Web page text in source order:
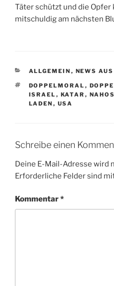
Täter schützt und die
mitschuldig am nächsten
KATEGORIEN
ALLGEMEIN , NEWS
SCHLAGWÖRTER
DOPPELMORAL ,
ISRAEL , KATAR ,
LADEN , USA
Schreibe einen
Deine E-Mail-Adresse
Erforderliche Felder sind
Kommentar*